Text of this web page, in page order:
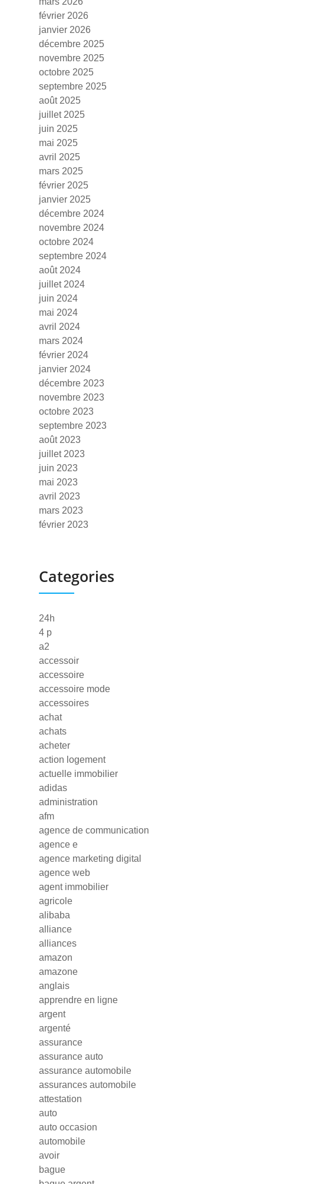
février 2026
janvier 2026
décembre 2025
novembre 2025
octobre 2025
septembre 2025
août 2025
juillet 2025
juin 2025
mai 2025
avril 2025
mars 2025
février 2025
janvier 2025
décembre 2024
novembre 2024
octobre 2024
septembre 2024
août 2024
juillet 2024
juin 2024
mai 2024
avril 2024
mars 2024
février 2024
janvier 2024
décembre 2023
novembre 2023
octobre 2023
septembre 2023
août 2023
juillet 2023
juin 2023
mai 2023
avril 2023
mars 2023
février 2023
Categories
24h
4 p
a2
accessoir
accessoire
accessoire mode
accessoires
achat
achats
acheter
action logement
actuelle immobilier
adidas
administration
afm
agence de communication
agence e
agence marketing digital
agence web
agent immobilier
agricole
alibaba
alliance
alliances
amazon
amazone
anglais
apprendre en ligne
argent
argenté
assurance
assurance auto
assurance automobile
assurances automobile
attestation
auto
auto occasion
automobile
avoir
bague